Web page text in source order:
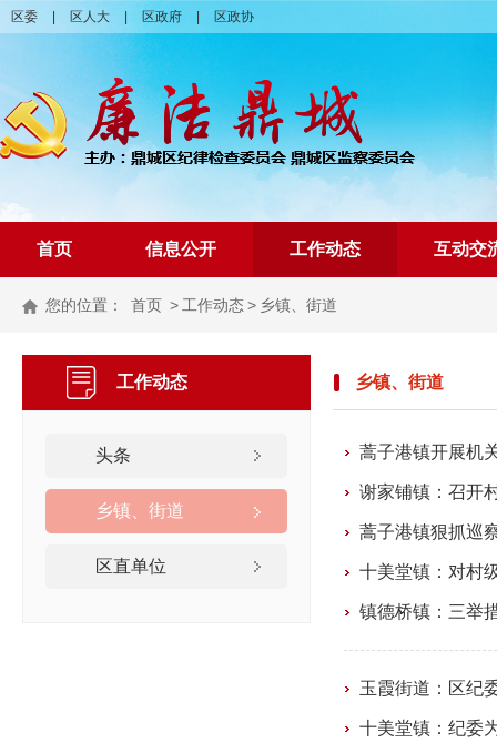
区委 区人大 区政府 区政协
首页 信息公开 工作动态 互动交
您的位置： 首页 > 工作动态> 乡镇、街道
工作动态
头条
乡镇、街道
区直单位
乡镇、街道
蒿子港镇开展机
谢家铺镇：召开
蒿子港镇狠抓巡
十美堂镇：对村
镇德桥镇：三举
玉霞街道：区纪
十美堂镇：纪委